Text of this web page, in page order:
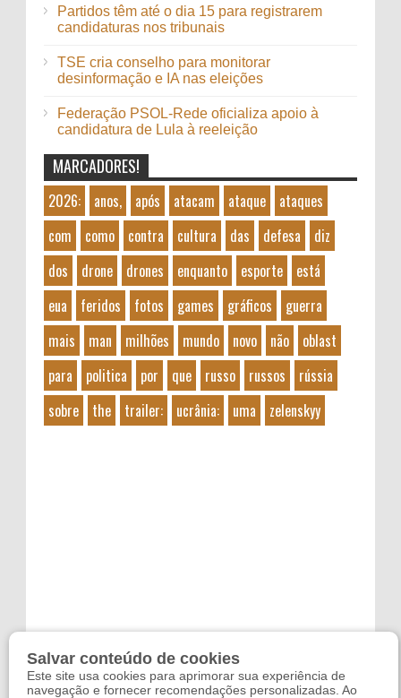
Partidos têm até o dia 15 para registrarem
candidaturas nos tribunais
TSE cria conselho para monitorar
desinformação e IA nas eleições
Federação PSOL-Rede oficializa apoio à
candidatura de Lula à reeleição
MARCADORES!
2026: anos, após atacam ataque
ataques
com
como contra cultura das defesa
diz
dos
drone drones enquanto esporte
está
eua
feridos fotos games gráficos
guerra
mais
man milhões mundo novo não
oblast
para
politica por que russo russos
rússia
sobre
the trailer: ucrânia: uma zelenskyy
Salvar conteúdo de cookies
Este site usa cookies para aprimorar sua experiência de
navegação e fornecer recomendações personalizadas. Ao